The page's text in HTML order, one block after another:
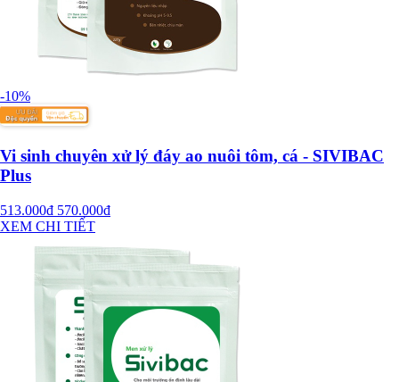
-10%
Vi sinh chuyên xử lý đáy ao nuôi tôm, cá - SIVIBAC
Plus
513.000đ 570.000đ
XEM CHI TIẾT